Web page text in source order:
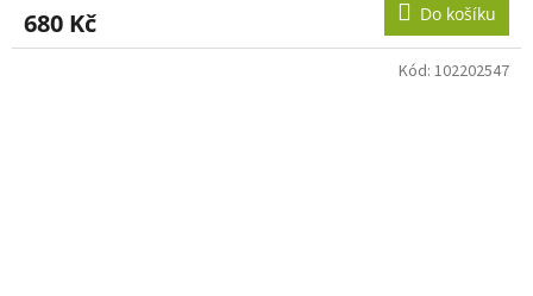
680 Kč Do košíku
Kód: 102202547